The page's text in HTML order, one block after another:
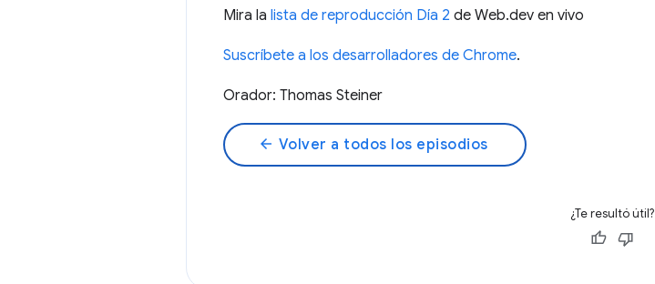
Mira la lista de reproducción Día 2 de Web.dev en vivo
Suscríbete a los desarrolladores de Chrome.
Orador: Thomas Steiner
arrow_back Volver a todos los episodios
¿Te resultó útil?